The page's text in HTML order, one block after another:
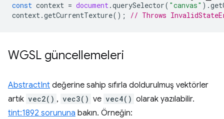
const context = document.querySelector( "canvas" ).
context.getCurrentTexture(); // Throws
WGSL güncellemeleri
AbstractInt değerine sahip sıfırla doldurulmuş vektörler
artık vec2() , vec3() ve vec4() olarak yazılabilir.
tint:1892 sorununa bakın. Örneğin: